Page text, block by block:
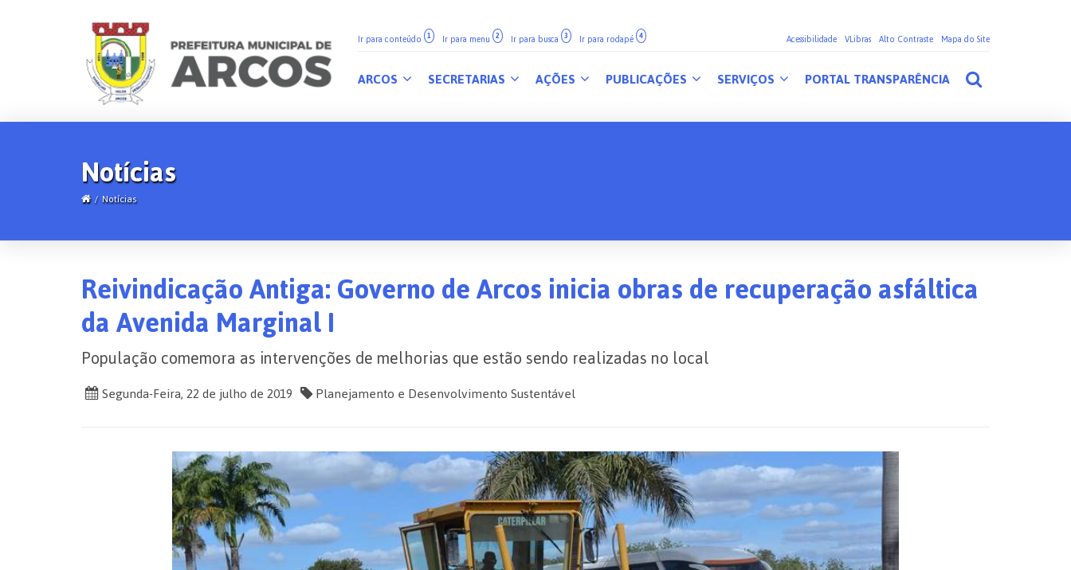
Ir para conteúdo 1 Ir para menu 2 Ir para busca 3 Ir para rodapé 4 Acessibilidade VLibras Alto Contraste Mapa do Site
ARCOS SECRETARIAS AÇÕES PUBLICAÇÕES SERVIÇOS PORTAL TRANSPARÊNCIA
Notícias
Notícias
Reivindicação Antiga: Governo de Arcos inicia obras de recuperação asfáltica
da Avenida Marginal I
População comemora as intervenções de melhorias que estão sendo realizadas no local
Segunda-Feira, 22 de julho de 2019 Planejamento e Desenvolvimento Sustentável